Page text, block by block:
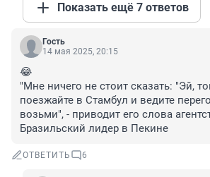
Показать ещё 7 ответов
Гость
14 мая 2025, 20:15
😂
"Мне ничего не стоит сказать: "Эй,
поезжайте в Стамбул и ведите
возьми", - приводит его слова
Бразильский лидер в Пекине
ОТВЕТИТЬ 6